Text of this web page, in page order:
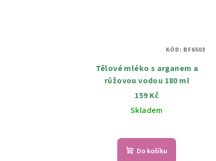
Tělové mléko s arganem a
růžovou vodou 180 ml
159 Kč
Skladem
Do košíku
KÓD: BF6503